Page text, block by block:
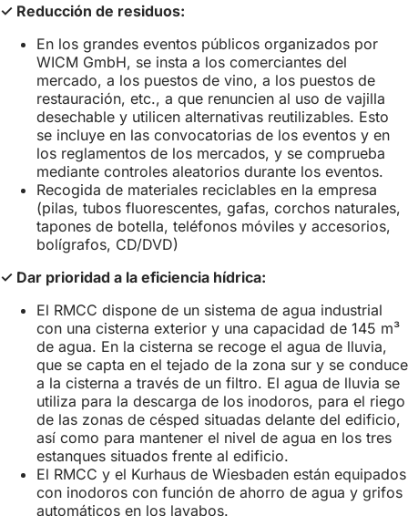
✓ Reducción de residuos:
En los grandes eventos públicos organizados por
WICM GmbH, se insta a los comerciantes del
mercado, a los puestos de vino, a los puestos de
restauración, etc., a que renuncien al uso de vajilla
desechable y utilicen alternativas reutilizables. Esto
se incluye en las convocatorias de los eventos y en
los reglamentos de los mercados, y se comprueba
mediante controles aleatorios durante los eventos.
Recogida de materiales reciclables en la empresa
(pilas, tubos fluorescentes, gafas, corchos naturales,
tapones de botella, teléfonos móviles y accesorios,
bolígrafos, CD/DVD)
✓ Dar prioridad a la eficiencia hídrica:
El RMCC dispone de un sistema de agua industrial
con una cisterna exterior y una capacidad de 145 m³
de agua. En la cisterna se recoge el agua de lluvia,
que se capta en el tejado de la zona sur y se conduce
a la cisterna a través de un filtro. El agua de lluvia se
utiliza para la descarga de los inodoros, para el riego
de las zonas de césped situadas delante del edificio,
así como para mantener el nivel de agua en los tres
estanques situados frente al edificio.
El RMCC y el Kurhaus de Wiesbaden están equipados
con inodoros con función de ahorro de agua y grifos
automáticos en los lavabos.